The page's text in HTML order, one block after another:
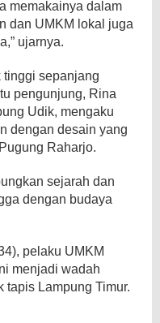
memakainya dalam
dan UMKM lokal juga
ujarnya.
tinggi sepanjang
pengunjung, Rina
Udik, mengaku
dengan desain yang
Raharjo.
sejarah dan
dengan budaya
pelaku UMKM
menjadi wadah
tapis Lampung Timur.